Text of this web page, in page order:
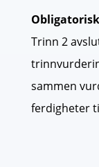
Trinn 2
sammen
ferdigheter